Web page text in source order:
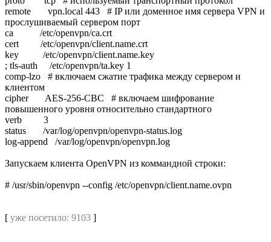
remote vpn.local 443 # IP или доменное имя сервера VPN и
прослушиваемый сервером порт
ca /etc/openvpn/ca.crt
cert /etc/openvpn/сlient.name.crt
key /etc/openvpn/сlient.name.key
; tls-auth /etc/openvpn/ta.key 1
comp-lzo # включаем сжатие трафика между сервером и
клиентом
cipher AES-256-CBC # включаем шифрование
повышенного уровня относительно стандартного
verb 3
status /var/log/openvpn/openvpn-status.log
log-append /var/log/openvpn/openvpn.log
Запускаем клиента OpenVPN из коммандной строки:
# /usr/sbin/openvpn --config /etc/openvpn/client.name.ovpn
[ уже посетило: 9103 ]